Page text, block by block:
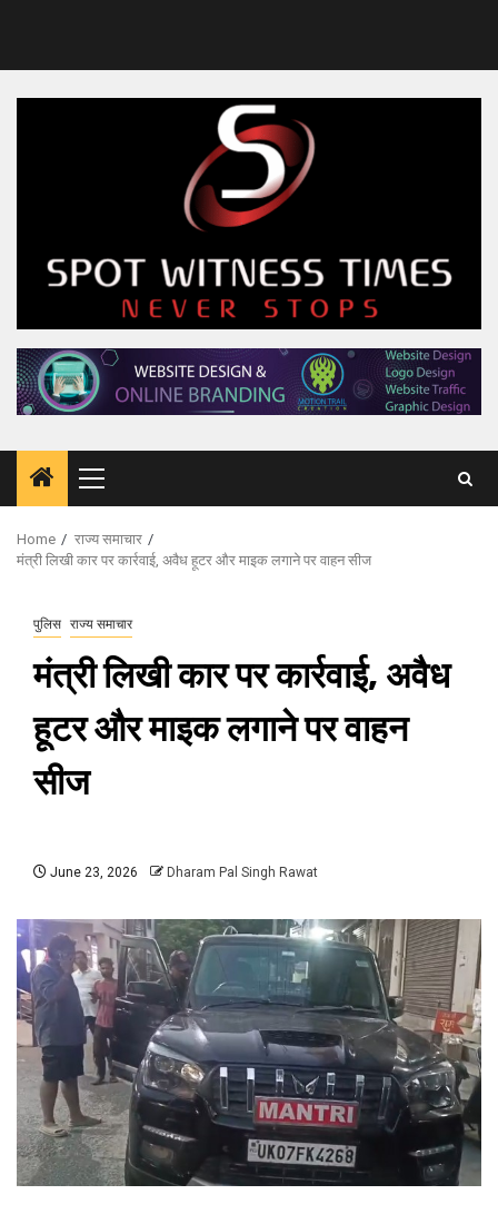
Primary
Menu
Home
राज्य समाचार
मंत्री लिखी कार पर कार्रवाई, अवैध हूटर और माइक लगाने पर वाहन सीज
पुलिस राज्य समाचार
मंत्री लिखी कार पर कार्रवाई, अवैध
हूटर और माइक लगाने पर वाहन
सीज
June 23, 2026 Dharam Pal Singh Rawat